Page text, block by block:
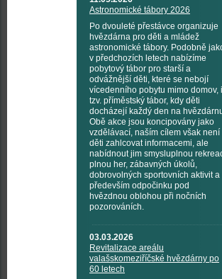
Astronomické tábory 2026
Po dvouleté přestávce organizuje
hvězdárna pro děti a mládež
astronomické tábory. Podobně
v předchozích letech nabízíme
pobytový tábor pro starší a
odvážnější děti, které se nebojí
vícedenního pobytu mimo domov, i
tzv. příměstský tábor, kdy děti
docházejí každý den na
Obě akce jsou koncipovány jako
vzdělávací, naším cílem však není
děti zahlcovat informacemi, ale
nabídnout jim smysluplnou
plnou her, zábavných úkolů,
dobrovolných sportovních aktivit a
především odpočinku pod
hvězdnou oblohou při nočních
pozorováních.
03.03.2026
Revitalizace areálu
valašskomeziříčské hvězdárny po
60 letech